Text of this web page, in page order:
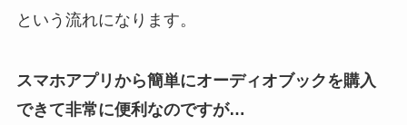
という流れになります。
スマホアプリから簡単にオーディオブックを購入
できて非常に便利なのですが…